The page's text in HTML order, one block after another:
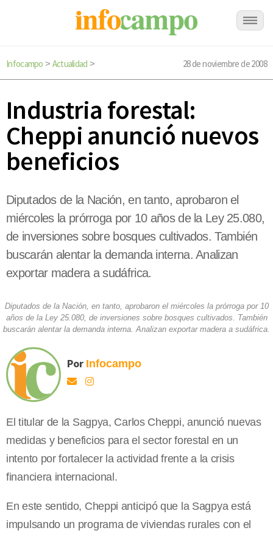
Infocampo > Actualidad > 28 de noviembre de 2008
Industria forestal:
Cheppi anunció nuevos
beneficios
Diputados de la Nación, en tanto, aprobaron el
miércoles la prórroga por 10 años de la Ley 25.080,
de inversiones sobre bosques cultivados. También
buscarán alentar la demanda interna. Analizan
exportar madera a sudáfrica.
Diputados de la Nación, en tanto, aprobaron el miércoles la prórroga por 10
años de la Ley 25.080, de inversiones sobre bosques cultivados. También
buscarán alentar la demanda interna. Analizan exportar madera a sudáfrica.
Por Infocampo
El titular de la Sagpya, Carlos Cheppi, anunció nuevas
medidas y beneficios para el sector forestal en un
intento por fortalecer la actividad frente a la crisis
financiera internacional.
En este sentido, Cheppi anticipó que la Sagpya está
impulsando un programa de viviendas rurales con el